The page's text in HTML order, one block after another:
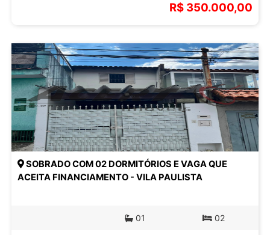
R$ 350.000,00
SOBRADO COM 02 DORMITÓRIOS E VAGA QUE
ACEITA FINANCIAMENTO - VILA PAULISTA
01 02